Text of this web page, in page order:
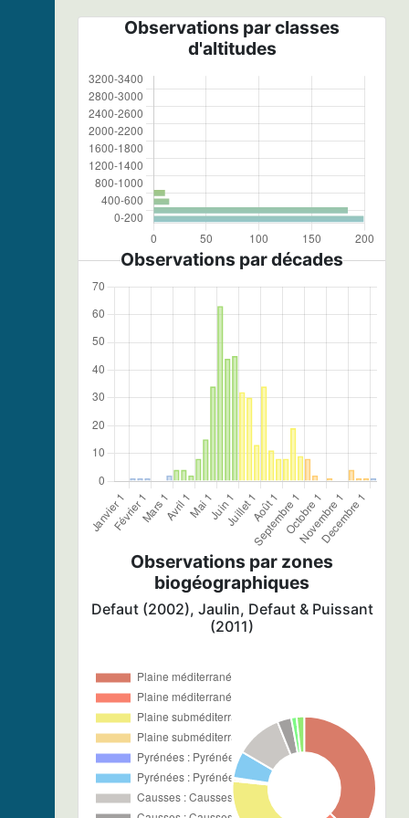
Observations par classes
d'altitudes
Observations par décades
Observations par zones
biogéographiques
Defaut (2002), Jaulin, Defaut & Puissant
(2011)